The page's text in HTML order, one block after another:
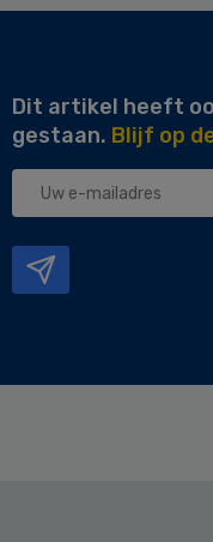
Dit artikel heeft
gestaan. Blijf op
Uw